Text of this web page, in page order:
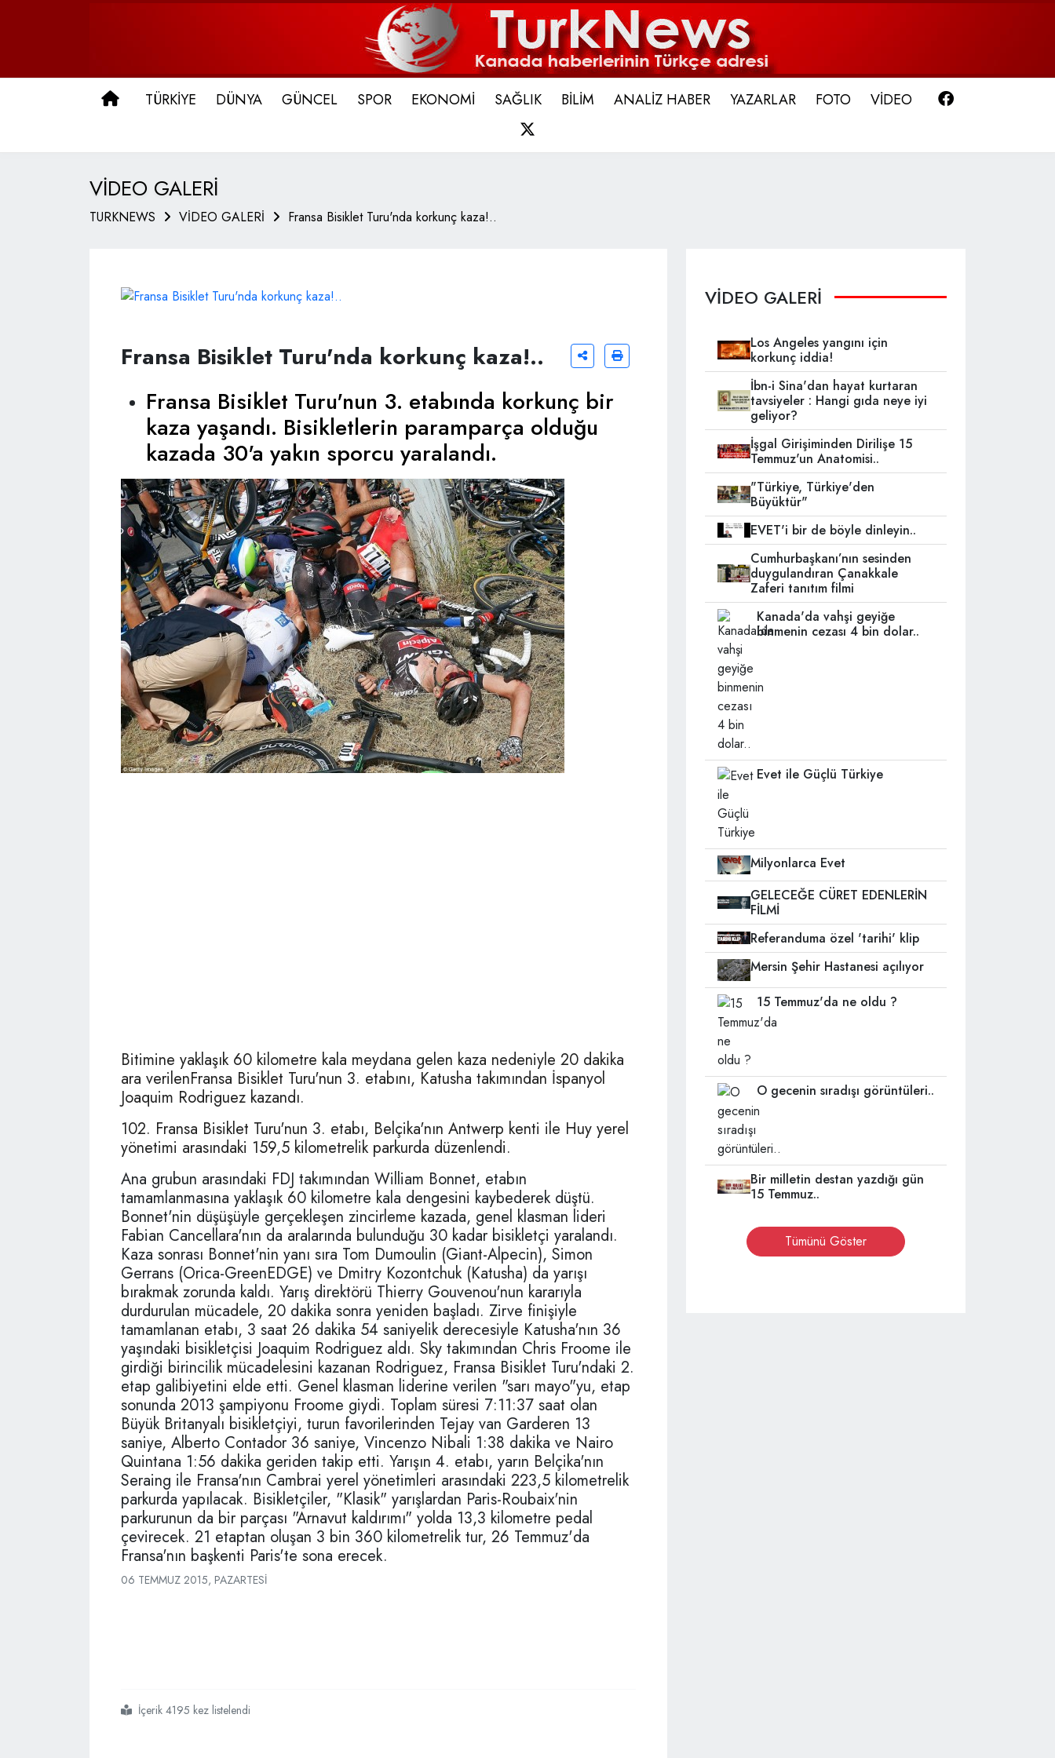
ANA SAYFA
TÜRKİYE DÜNYA GÜNCEL SPOR EKONOMİ SAĞLIK BİLİM ANALİZ HABER YAZARLAR FOTO VİDEO
VİDEO GALERİ
TURKNEWS VİDEO GALERİ Fransa Bisiklet Turu'nda korkunç kaza!..
Fransa Bisiklet Turu'nda korkunç kaza!..
Fransa Bisiklet Turu'nun 3. etabında korkunç bir
kaza yaşandı. Bisikletlerin paramparça olduğu
kazada 30'a yakın sporcu yaralandı.
Bitimine yaklaşık 60 kilometre kala meydana gelen kaza nedeniyle 20 dakika
ara verilenFransa Bisiklet Turu'nun 3. etabını, Katusha takımından İspanyol
Joaquim Rodriguez kazandı.
102. Fransa Bisiklet Turu'nun 3. etabı, Belçika'nın Antwerp kenti ile Huy yerel
yönetimi arasındaki 159,5 kilometrelik parkurda düzenlendi.
Ana grubun arasındaki FDJ takımından William Bonnet, etabın
tamamlanmasına yaklaşık 60 kilometre kala dengesini kaybederek düştü.
Bonnet'nin düşüşüyle gerçekleşen zincirleme kazada, genel klasman lideri
Fabian Cancellara'nın da aralarında bulunduğu 30 kadar bisikletçi yaralandı.
Kaza sonrası Bonnet'nin yanı sıra Tom Dumoulin (Giant-Alpecin), Simon
Gerrans (Orica-GreenEDGE) ve Dmitry Kozontchuk (Katusha) da yarışı
bırakmak zorunda kaldı. Yarış direktörü Thierry Gouvenou'nun kararıyla
durdurulan mücadele, 20 dakika sonra yeniden başladı. Zirve finişiyle
tamamlanan etabı, 3 saat 26 dakika 54 saniyelik derecesiyle Katusha'nın 36
yaşındaki bisikletçisi Joaquim Rodriguez aldı. Sky takımından Chris Froome ile
girdiği birincilik mücadelesini kazanan Rodriguez, Fransa Bisiklet Turu'ndaki 2.
etap galibiyetini elde etti. Genel klasman liderine verilen "sarı mayo"yu, etap
sonunda 2013 şampiyonu Froome giydi. Toplam süresi 7:11:37 saat olan
Büyük Britanyalı bisikletçiyi, turun favorilerinden Tejay van Garderen 13
saniye, Alberto Contador 36 saniye, Vincenzo Nibali 1:38 dakika ve Nairo
Quintana 1:56 dakika geriden takip etti. Yarışın 4. etabı, yarın Belçika'nın
Seraing ile Fransa'nın Cambrai yerel yönetimleri arasındaki 223,5 kilometrelik
parkurda yapılacak. Bisikletçiler, "Klasik" yarışlardan Paris-Roubaix'nin
parkurunun da bir parçası "Arnavut kaldırımı" yolda 13,3 kilometre pedal
çevirecek. 21 etaptan oluşan 3 bin 360 kilometrelik tur, 26 Temmuz'da
Fransa'nın başkenti Paris'te sona erecek.
06 TEMMUZ 2015, PAZARTESI
#fransa
#bisiklet
#turunda
#korkunç
#kazaİçerik 4195 kez listelendi
VİDEO GALERİ
Los Angeles yangını için
korkunç iddia!
İbn-i Sina'dan hayat kurtaran
tavsiyeler : Hangi gıda neye iyi
geliyor?
İşgal Girişiminden Dirilişe 15
Temmuz'un Anatomisi..
"Türkiye, Türkiye'den
Büyüktür"
EVET'i bir de böyle dinleyin..
Cumhurbaşkanı’nın sesinden
duygulandıran Çanakkale
Zaferi tanıtım filmi
Kanada'da vahşi geyiğe
binmenin cezası 4 bin dolar..
Evet ile Güçlü Türkiye
Milyonlarca Evet
GELECEĞE CÜRET EDENLERİN
FİLMİ
Referanduma özel 'tarihi' klip
Mersin Şehir Hastanesi açılıyor
15 Temmuz'da ne oldu ?
O gecenin sıradışı görüntüleri..
Bir milletin destan yazdığı gün
15 Temmuz..
Tümünü Göster